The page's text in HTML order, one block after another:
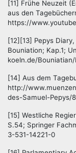
[11] Frühe Neuzeit
aus den
https://
[12][13] Pepys
Bouniation; Kap.1;
koeln.de/
[14] Aus dem
http://
des-Samuel-Pepys/
[15] Westliche
S.54; Springer
3-531-14221-0